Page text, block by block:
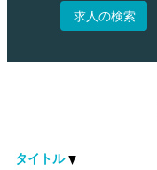
タイトル